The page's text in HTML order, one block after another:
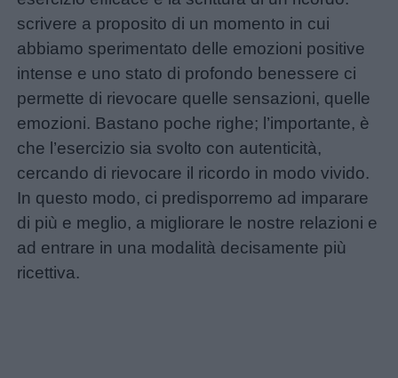
scrivere a proposito di un momento in cui
abbiamo sperimentato delle emozioni positive
intense e uno stato di profondo benessere ci
permette di rievocare quelle sensazioni, quelle
emozioni. Bastano poche righe; l’importante, è
che l’esercizio sia svolto con autenticità,
cercando di rievocare il ricordo in modo vivido.
In questo modo, ci predisporremo ad imparare
di più e meglio, a migliorare le nostre relazioni e
ad entrare in una modalità decisamente più
ricettiva.